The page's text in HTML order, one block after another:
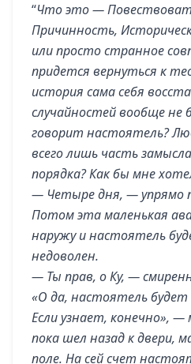
“Что это —
Причинность,
или просто странное
придется вернуться к
история сама себя
случайностей вообще не
говорит настоятель?
всего лишь часть
порядка? Как бы мне
— Четыре дня, — упрямо
Потом эта маленькая
наружу и настоятель
недоволен.
— Ты прав, о Ку, —
«О да, настоятель будет
Если узнает, конечно»,
пока шел назад к двери,
поле. На сей счет